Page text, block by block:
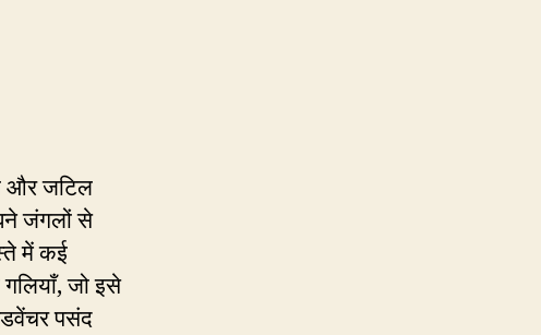
और जटिल
जंगलों से
में कई
जो इसे
पसंद